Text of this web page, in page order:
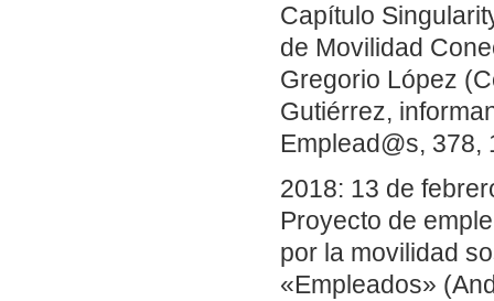
Capítulo
de Movilidad
Gregorio López
Gutiérrez,
Emplead@s, 378,
2018: 13 de
Proyecto de
por la movilidad
«Empleados»